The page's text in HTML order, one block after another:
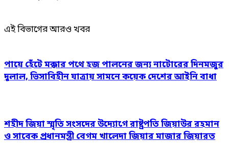
এই বিভাগের আরও খবর
পায়ে হেঁটে মক্কার পথে হজ পালনের জন্য নাটোরের দিনমজুর
দুলাল, ভিসাবিহীন যাত্রায় সামনে কয়েক দেশের আইনি বাধা
শহীদ জিয়া স্মৃতি সংসদের উদ্যোগে রাষ্ট্রপতি জিয়াউর রহমান
ও সাবেক প্রধানমন্ত্রী বেগম খালেদা জিয়ার মাজার জিয়ারত